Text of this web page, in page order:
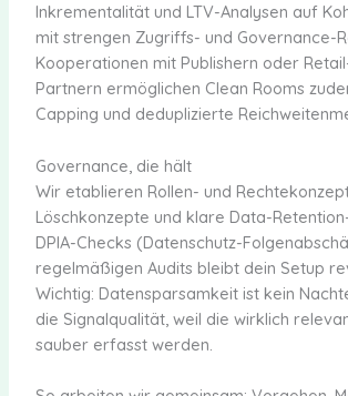
Inkrementalität und LTV-Analysen auf
mit strengen Zugriffs- und Governance-
Kooperationen mit Publishern oder
Partnern ermöglichen Clean Rooms
Capping und deduplizierte
Governance, die hält
Wir etablieren Rollen- und
Löschkonzepte und klare Data-
DPIA-Checks (Datenschutz-
regelmäßigen Audits bleibt dein Setup
Wichtig: Datensparsamkeit ist kein
die Signalqualität, weil die wirklich
sauber erfasst werden.